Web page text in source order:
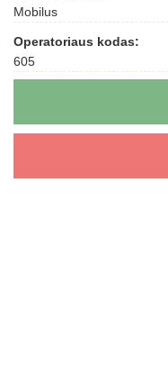
Mobilus
Operatoriaus kodas:
605